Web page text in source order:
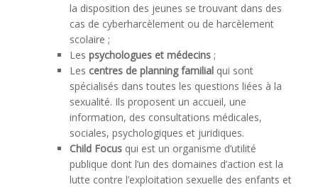
la disposition des jeunes se trouvant dans des
cas de cyberharcèlement ou de harcèlement
scolaire ;
Les psychologues et médecins ;
Les centres de planning familial qui sont
spécialisés dans toutes les questions liées à la
sexualité. Ils proposent un accueil, une
information, des consultations médicales,
sociales, psychologiques et juridiques.
Child Focus qui est un organisme d’utilité
publique dont l’un des domaines d’action est la
lutte contre l’exploitation sexuelle des enfants et